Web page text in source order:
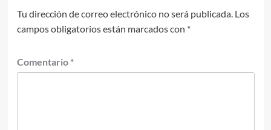
Tu dirección de correo electrónico no será publicada. Los
campos obligatorios están marcados con *
Comentario *